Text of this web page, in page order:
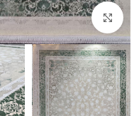
بزرگنمایی تصویر